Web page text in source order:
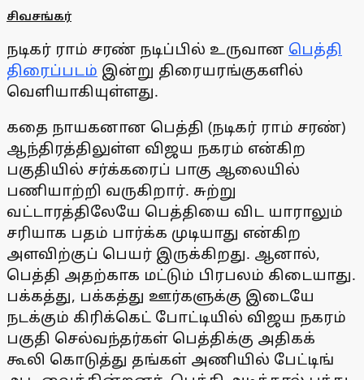
சிவசங்கர்
நடிகர் ராம் சரண் நடிப்பில் உருவான பெத்தி
திரைப்படம் இன்று திரையரங்குகளில்
வெளியாகியுள்ளது.
கதை நாயகனான பெத்தி (நடிகர் ராம் சரண்)
ஆந்திரத்திலுள்ள விஜய நகரம் என்கிற
பகுதியில் சர்க்கரைப் பாகு ஆலையில்
பணியாற்றி வருகிறார். சுற்று
வட்டாரத்திலேயே பெத்தியை விட யாராலும்
சரியாக பதம் பார்க்க முடியாது என்கிற
அளவிற்குப் பெயர் இருக்கிறது. ஆனால்,
பெத்தி அதற்காக மட்டும் பிரபலம் கிடையாது.
பக்கத்து, பக்கத்து ஊர்களுக்கு இடையே
நடக்கும் கிரிக்கெட் போட்டியில் விஜய நகரம்
பகுதி செல்வந்தர்கள் பெத்திக்கு அதிகக்
கூலி கொடுத்து தங்கள் அணியில் பேட்டிங்